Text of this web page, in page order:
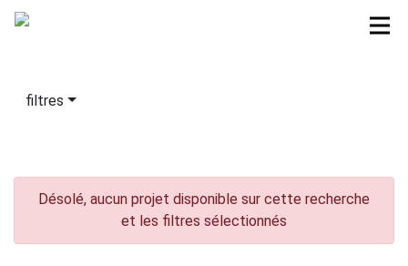
filtres
Désolé, aucun projet disponible sur cette recherche
et les filtres sélectionnés